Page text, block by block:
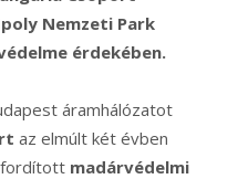
Nemzeti Park
érdekében.
áramhálózatot
az elmúlt két évben
fordított madárvédelmi